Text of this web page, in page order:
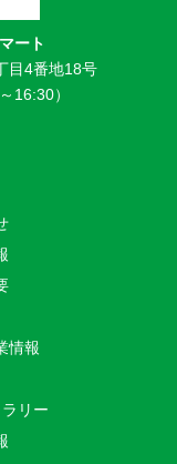
ート
目4番地18号
16:30）
情報
リー